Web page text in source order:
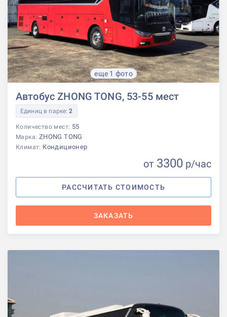
еще 1 фото
Автобус ZHONG TONG, 53-55 мест
Единиц в парке:2
Количество мест: 55
Марка: ZHONG TONG
Климат: Кондиционер
от 3300 р/час
РАССЧИТАТЬ СТОИМОСТЬ
ЗАКАЗАТЬ